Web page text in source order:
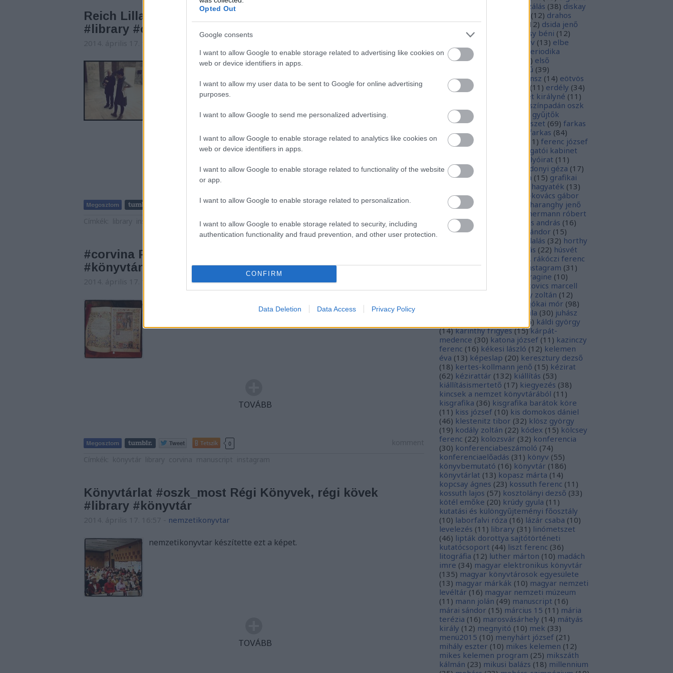
Opted Out
Google consents
I want to allow Google to enable storage related to advertising like cookies on
web or device identifiers in apps.
I want to allow my user data to be sent to Google for online advertising
purposes.
I want to allow Google to send me personalized advertising.
I want to allow Google to enable storage related to analytics like cookies on
web or device identifiers in apps.
I want to allow Google to enable storage related to functionality of the website
or app.
I want to allow Google to enable storage related to personalization.
I want to allow Google to enable storage related to security, including
authentication functionality and fraud prevention, and other user protection.
CONFIRM
Data Deletion Data Access Privacy Policy
Reich Lilla és Karasz Lajos könyvtárlatot biztosítanak
#library #oszk_most
nemzetikonyvtar készítette ezt a képet.
TOVÁBB
Tetszik 0
komment
oszk most
#corvina Petrus Ransanus Cod. Lat. 249 #library
#könyvtár #manuscript
nemzetikonyvtar
nemzetikonyvtar készítette ezt a képet.
TOVÁBB
Tetszik 0
Könyvtárlat #oszk_most Régi Könyvek, régi kövek
#library #könyvtár
nemzetikonyvtar
nemzetikonyvtar készítette ezt a képet.
TOVÁBB
digitalizálás (38) diskay
(12) drahos
istván (20) drótos lászló 12) dsida jenő
dualizmus egressy béni (12)
ekönyv (13) elbe
istván
70
elektronikus periodika
archívum
) első
emlékmű (39)
emlékműrombolás
ensz (14) eötvös
józsef
16 (11 ) erdély (34)
erzsébet királyné (11 )
európa színpadán oszk
29) ex libris
ex libris gyűjtők
gyűjtemények
fametszet (69) farkas
ferenc (12 farkas gábor farkas (84)
fedák sári
11 ) ferenc józsef
főigazgatói kabinet
folyóirat (11 )
galambos ferenc
gárdonyi géza (17)
gondos gábor
grafika (15) grafikai
hagyaték (13)
halász gábor
hamvai-kovács gábor
64 hanvay hajnalka
haranghy jenő
hermann róbert
10) herman ottó hess andrás (16)
hésziodosz
hevesi sándor (15)
honfoglalás (32) horthy
hunyadi mátyás (22) húsvét
ii. rákóczi ferenc
(21) illyés boglárka instagram (31 )
jacobus de voragine (10)
jankovics marcell
jékely zoltán (12)
jókai mór (98)
józsef attila (30) juhász
16) káldi györgy
(14) karinthy frigyes (15) kárpát-
medence (30) katona józsef (11 ) kazinczy
ferenc (16) kékesi lászló (12) kelemen
éva (13) képeslap (20) keresztury dezső
(18) kertes-kollmann jenő (15) kézirat
(62) kézirattár (132) kiállítás (53)
kiállításismertető (17) kiegyezés (38)
kincsek a nemzet könyvtárából (11 )
kisgrafika (36) kisgrafika barátok köre
(11 ) kiss józsef (10) kis domokos dániel
(46) klestenitz tibor (32) klösz györgy
(19) kodály zoltán (22) kódex (15) kölcsey
ferenc (22) kolozsvár (32) konferencia
(30) konferenciabeszámoló (74)
konferenciaelőadás (31 ) könyv (55)
könyvbemutató (16) könyvtár (186)
könyvtárlat (13) kopasz márta (14)
kopcsay ágnes (23) kossuth ferenc (11 )
kossuth lajos (57) kosztolányi dezső (33)
kötél emőke (20) krúdy gyula (11 )
kutatási és különgyűjteményi főosztály
(10) laborfalvi róza (16) lázár csaba (10)
levelezés (11 ) library (31 ) linómetszet
(46) lipták dorottya sajtótörténeti
kutatócsoport (44) liszt ferenc (36)
litográfia (12) luther márton (10) madách
imre (34) magyar elektronikus könyvtár
(135) magyar könyvtárosok egyesülete
(13) magyar márkák (10) magyar nemzeti
levéltár (16) magyar nemzeti múzeum
(11 ) mann jolán (49) manuscript (16)
márai sándor (15) március 15 (11 ) mária
terézia (16) marosvásárhely (14) mátyás
király (12) megnyitó (10) mek (33)
menü2015 (10) menyhárt józsef (21 )
mihály eszter (10) mikes kelemen (12)
mikes kelemen program (25) mikszáth
kálmán (23) mikusi balázs (18) millennium